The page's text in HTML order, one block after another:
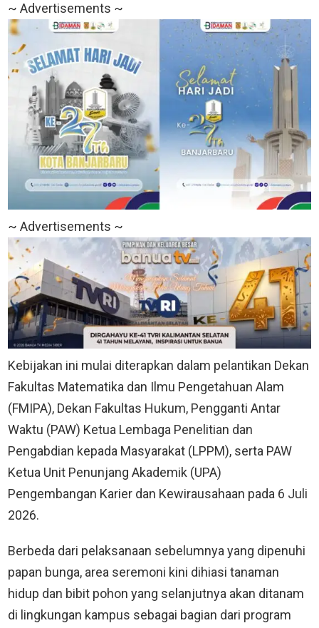
~ Advertisements ~
~ Advertisements ~
Kebijakan ini mulai diterapkan dalam pelantikan Dekan
Fakultas Matematika dan Ilmu Pengetahuan Alam
(FMIPA), Dekan Fakultas Hukum, Pengganti Antar
Waktu (PAW) Ketua Lembaga Penelitian dan
Pengabdian kepada Masyarakat (LPPM), serta PAW
Ketua Unit Penunjang Akademik (UPA)
Pengembangan Karier dan Kewirausahaan pada 6 Juli
2026.
Berbeda dari pelaksanaan sebelumnya yang dipenuhi
papan bunga, area seremoni kini dihiasi tanaman
hidup dan bibit pohon yang selanjutnya akan ditanam
di lingkungan kampus sebagai bagian dari program